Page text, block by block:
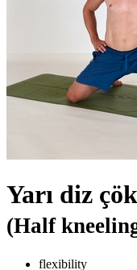
Yarı diz
(Half
flexibility